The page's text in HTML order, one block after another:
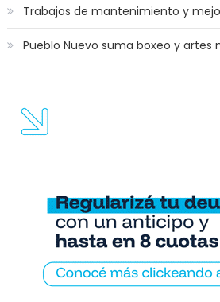
Trabajos de mantenimiento y
Pueblo Nuevo suma boxeo y artes